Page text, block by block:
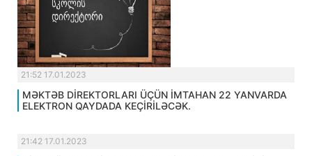
21:52 17.01.2023
MƏKTƏB DİREKTORLARI ÜÇÜN İMTAHAN 22 YANVARDA
ELEKTRON QAYDADA KEÇİRİLƏCƏK.
21:42 17.01.2023